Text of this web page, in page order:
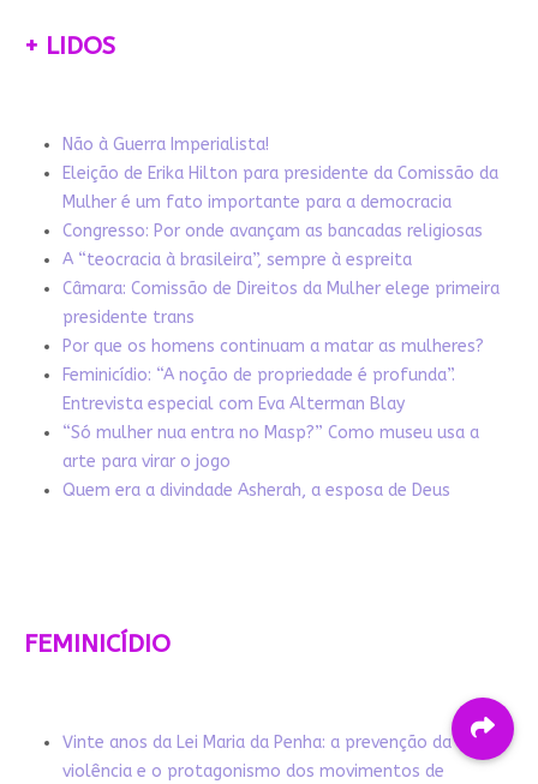
+ LIDOS
Não à Guerra Imperialista!
Eleição de Erika Hilton para presidente da Comissão da
Mulher é um fato importante para a democracia
Congresso: Por onde avançam as bancadas religiosas
A “teocracia à brasileira”, sempre à espreita
Câmara: Comissão de Direitos da Mulher elege primeira
presidente trans
Por que os homens continuam a matar as mulheres?
Feminicídio: “A noção de propriedade é profunda”.
Entrevista especial com Eva Alterman Blay
“Só mulher nua entra no Masp?” Como museu usa a
arte para virar o jogo
Quem era a divindade Asherah, a esposa de Deus
FEMINICÍDIO
Vinte anos da Lei Maria da Penha: a prevenção da
violência e o protagonismo dos movimentos de